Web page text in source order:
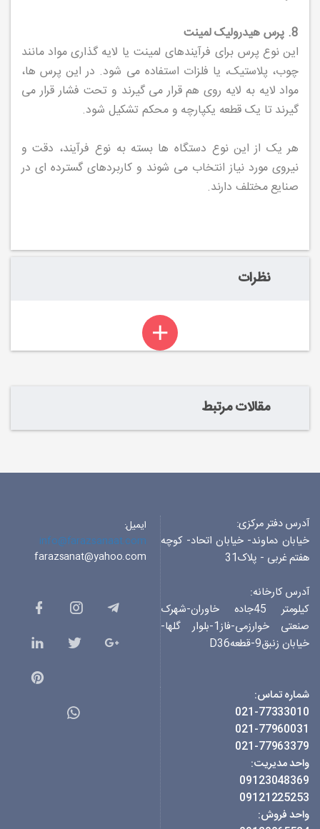
8. پرس هیدرولیک لمینت
این نوع پرس برای فرآیندهای لمینت یا لایه گذاری مواد مانند
چوب، پلاستیک، یا فلزات استفاده می شود. در این پرس ها،
مواد لایه به لایه روی هم قرار می گیرند و تحت فشار قرار می
گیرند تا یک قطعه یکپارچه و محکم تشکیل شود.
هر یک از این نوع دستگاه ها بسته به نوع فرآیند، دقت و
نیروی مورد نیاز انتخاب می شوند و کاربردهای گسترده ای در
صنایع مختلف دارند.
نظرات
مقالات مرتبط
آدرس دفتر مرکزی:
خیابان دماوند- خیابان اتحاد- کوچه
هفتم غربی - پلاک31
آدرس کارخانه:
کیلومتر 45جاده خاوران-شهرک
صنعتی خوارزمی-فاز1-بلوار گلها-
خیابان زنبق9-قطعهD36
شماره تماس:
021-77333010
021-77960031
021-77963379
واحد مدیریت:
09123048369
09121225253
واحد فروش:
ایمیل:
info@farazsanaat.com
farazsanat@yahoo.com